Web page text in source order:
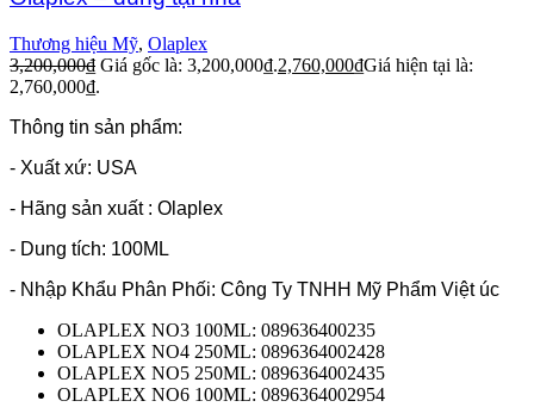
Thương hiệu Mỹ, Olaplex
3,200,000₫ Giá gốc là: 3,200,000₫.2,760,000₫Giá hiện tại là:
2,760,000₫.
Thông tin sản phẩm:
- Xuất xứ: USA
- Hãng sản xuất : Olaplex
- Dung tích: 100ML
- Nhập Khẩu Phân Phối: Công Ty TNHH Mỹ Phẩm Việt úc
OLAPLEX NO3 100ML: 089636400235
OLAPLEX NO4 250ML: 0896364002428
OLAPLEX NO5 250ML: 0896364002435
OLAPLEX NO6 100ML: 0896364002954